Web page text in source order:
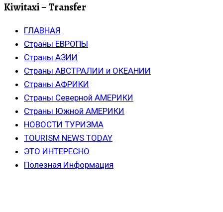
Kiwitaxi – Transfer
ГЛАВНАЯ
Страны ЕВРОПЫ
Страны АЗИИ
Страны АВСТРАЛИИ и ОКЕАНИИ
Страны АФРИКИ
Страны Северной АМЕРИКИ
Страны Южной АМЕРИКИ
НОВОСТИ ТУРИЗМА
TOURISM NEWS TODAY
ЭТО ИНТЕРЕСНО
Полезная Информация